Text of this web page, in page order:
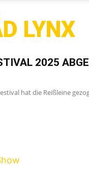
LYNX
2025
hat die Reißleine